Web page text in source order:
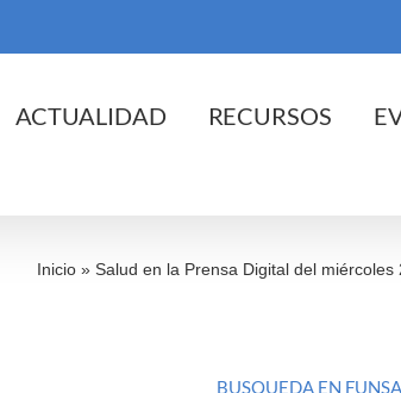
ACTUALIDAD RECURSOS
Inicio » Salud en la Prensa Digital del miércoles
BUSQUEDA EN